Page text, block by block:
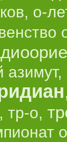
, о-
азимут,
, тр-о,